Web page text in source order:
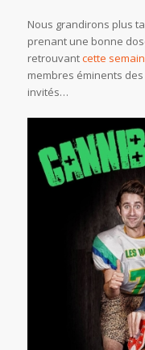
Nous grandirons plus
prenant une bonne
retrouvantcette
membres éminents des
invités…